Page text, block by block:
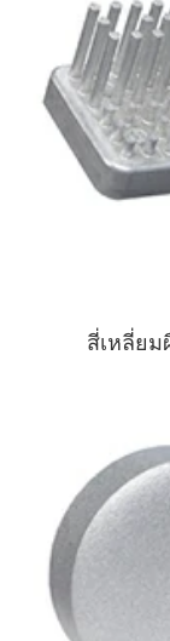
สี่เหลี่ย